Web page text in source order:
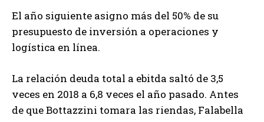
El año siguiente asigno más del 50% de su
presupuesto de inversión a operaciones y
logística en línea.
La relación deuda total a ebitda saltó de 3,5
veces en 2018 a 6,8 veces el año pasado. Antes
de que Bottazzini tomara las riendas, Falabella